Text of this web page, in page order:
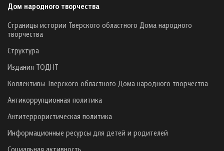
Дом народного творчества
Страницы истории Тверского областного Дома народного
творчества
Структура
Издания ТОДНТ
Коллективы Тверского областного Дома народного творчества
Антикоррупционная политика
Антитеррористическая политика
Информационные ресурсы для детей и родителей
Социальная активность